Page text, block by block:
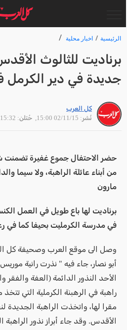
الرئيسية اخبار محلية
برناديت للثالوث
جديدة في دير الكرمل
كل العرب
نُشر: 02/11/15 15:00
, حُتلن: 15:32
حضر الاحتفال جموع غفيرة تضمنت
من أبناء عائلة الراهبة، ولا سيما
مارون
برناديت لها باع طويل في العمل
في مدرسة الكرمليت بحيفا كما في
وصل الى موقع العرب وصحيفة كل
أبو نصار، جاء فيه " نذرت رانية
الأحد النذور الدائمة (العفة
راهبة في الرهبنة الكرملية التي
مقرا لها، واتخذت الراهبة الجديدة
الأقدس. وقد جاء أبراز نذور